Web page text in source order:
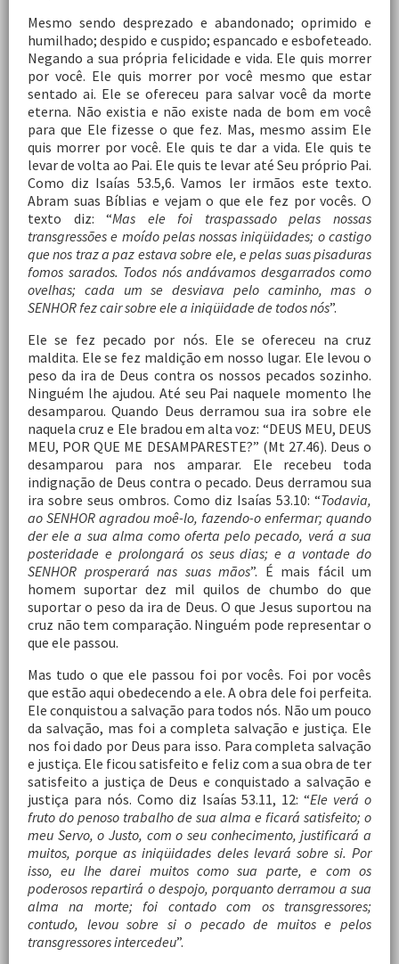
Mesmo sendo desprezado e abandonado; oprimido e
humilhado; despido e cuspido; espancado e esbofeteado.
Negando a sua própria felicidade e vida. Ele quis morrer
por você. Ele quis morrer por você mesmo que estar
sentado ai. Ele se ofereceu para salvar você da morte
eterna. Não existia e não existe nada de bom em você
para que Ele fizesse o que fez. Mas, mesmo assim Ele
quis morrer por você. Ele quis te dar a vida. Ele quis te
levar de volta ao Pai. Ele quis te levar até Seu próprio Pai.
Como diz Isaías 53.5,6. Vamos ler irmãos este texto.
Abram suas Bíblias e vejam o que ele fez por vocês. O
texto diz: “Mas ele foi traspassado pelas nossas
transgressões e moído pelas nossas iniqüidades; o castigo
que nos traz a paz estava sobre ele, e pelas suas pisaduras
fomos sarados. Todos nós andávamos desgarrados como
ovelhas; cada um se desviava pelo caminho, mas o
SENHOR fez cair sobre ele a iniqüidade de todos nós”.
Ele se fez pecado por nós. Ele se ofereceu na cruz
maldita. Ele se fez maldição em nosso lugar. Ele levou o
peso da ira de Deus contra os nossos pecados sozinho.
Ninguém lhe ajudou. Até seu Pai naquele momento lhe
desamparou. Quando Deus derramou sua ira sobre ele
naquela cruz e Ele bradou em alta voz: “DEUS MEU, DEUS
MEU, POR QUE ME DESAMPARESTE?” (Mt 27.46). Deus o
desamparou para nos amparar. Ele recebeu toda
indignação de Deus contra o pecado. Deus derramou sua
ira sobre seus ombros. Como diz Isaías 53.10: “Todavia,
ao SENHOR agradou moê-lo, fazendo-o enfermar; quando
der ele a sua alma como oferta pelo pecado, verá a sua
posteridade e prolongará os seus dias; e a vontade do
SENHOR prosperará nas suas mãos”. É mais fácil um
homem suportar dez mil quilos de chumbo do que
suportar o peso da ira de Deus. O que Jesus suportou na
cruz não tem comparação. Ninguém pode representar o
que ele passou.
Mas tudo o que ele passou foi por vocês. Foi por vocês
que estão aqui obedecendo a ele. A obra dele foi perfeita.
Ele conquistou a salvação para todos nós. Não um pouco
da salvação, mas foi a completa salvação e justiça. Ele
nos foi dado por Deus para isso. Para completa salvação
e justiça. Ele ficou satisfeito e feliz com a sua obra de ter
satisfeito a justiça de Deus e conquistado a salvação e
justiça para nós. Como diz Isaías 53.11, 12: “Ele verá o
fruto do penoso trabalho de sua alma e ficará satisfeito; o
meu Servo, o Justo, com o seu conhecimento, justificará a
muitos, porque as iniqüidades deles levará sobre si. Por
isso, eu lhe darei muitos como sua parte, e com os
poderosos repartirá o despojo, porquanto derramou a sua
alma na morte; foi contado com os transgressores;
contudo, levou sobre si o pecado de muitos e pelos
transgressores intercedeu”.